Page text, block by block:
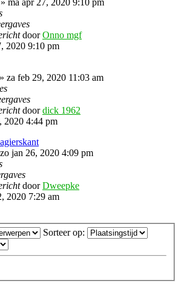
doorOnno mgf
2020 9:10 pm
» za feb 29, 2020 11:03 am
doordick 1962
2020 4:44 pm
zo jan 26, 2020 4:09 pm
doorDweepke
2020 7:29 am
Sorteer op: